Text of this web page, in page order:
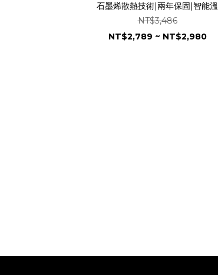
石墨烯散熱技術|兩年保固|智能溫
控|4580 車規級芯片
NT$3,486
NT$2,789 ~ NT$2,980